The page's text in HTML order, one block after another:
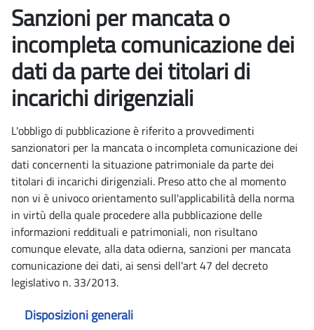
Disposizioni generali
Sanzioni per mancata o
incompleta comunicazione dei
dati da parte dei titolari di
incarichi dirigenziali
L'obbligo di pubblicazione è riferito a provvedimenti
sanzionatori per la mancata o incompleta comunicazione dei
dati concernenti la situazione patrimoniale da parte dei
titolari di incarichi dirigenziali. Preso atto che al momento
non vi è univoco orientamento sull'applicabilità della norma
in virtù della quale procedere alla pubblicazione delle
informazioni reddituali e patrimoniali, non risultano
comunque elevate, alla data odierna, sanzioni per mancata
comunicazione dei dati, ai sensi dell'art 47 del decreto
legislativo n. 33/2013.